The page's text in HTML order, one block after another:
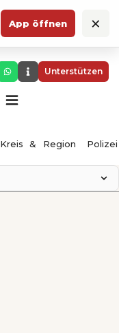
App öffnen ×
Unterstützen
Kreis & Region Polizei